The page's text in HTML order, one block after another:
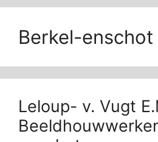
Berkel-enschot
Leloup- v. Vugt